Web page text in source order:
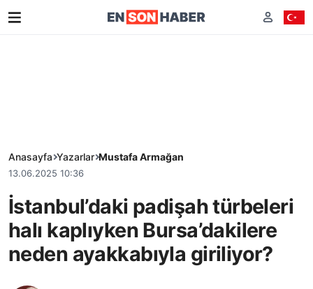
Anasayfa Yazarlar Mustafa Armağan
13.06.2025 10:36
İstanbul’daki padişah türbeleri
halı kaplıyken Bursa’dakilere
neden ayakkabıyla giriliyor?